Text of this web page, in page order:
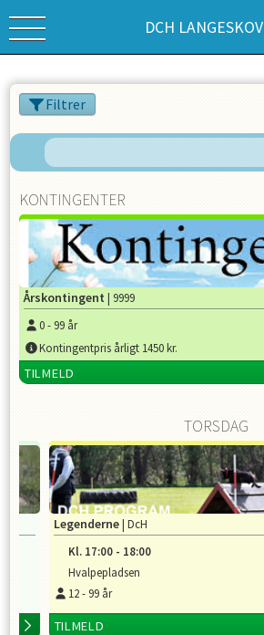
DCH LANGESKOV
Filtrer
KONTINGENTER
Årskontingent | 9999
0- 99år
Kontingentpris årligt 1450 kr.
TILMELD
TORSDAG
Legenderne | DcH
Kl. 17:00 - 18:00
Hvalpepladsen
12- 99 år
TILMELD